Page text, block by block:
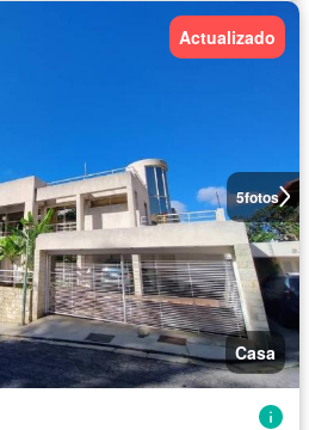
5fotos
Actualizado
Casa